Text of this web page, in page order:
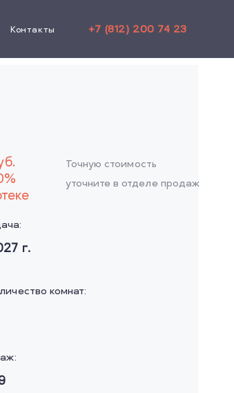
Контакты +7 (812) 200 74 23
Точную стоимость
уточните в отделе продаж
г.
комнат: